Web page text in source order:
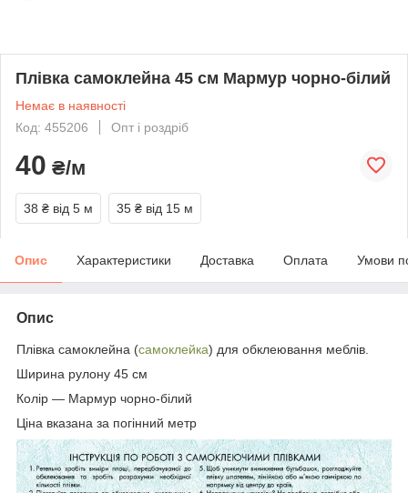
Плівка самоклейна 45 см Мармур чорно-білий
Немає в наявності
Код: 455206
Опт і роздріб
40 ₴/м
38 ₴ від 5 м 35 ₴ від 15 м
Опис Характеристики Доставка Оплата Умови
Опис
Плівка самоклейна (самоклейка) для обклеювання меблів.
Ширина рулону 45 см
Колір — Мармур чорно-білий
Ціна вказана за погінний метр